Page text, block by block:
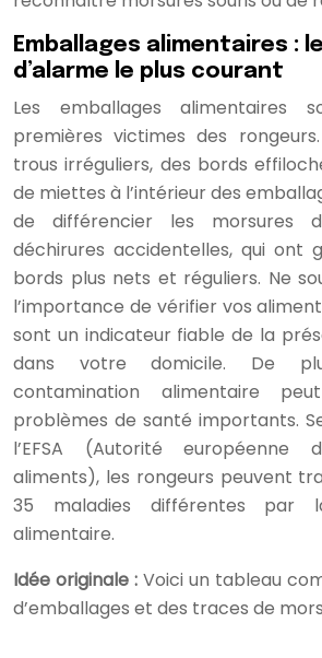
Emballages alimentaires :
d’alarme le plus courant
Les emballages alimentaires
premières victimes des
trous irréguliers, des bords
de miettes à l’intérieur des
de différencier les morsures
déchirures accidentelles, qui ont
bords plus nets et réguliers. Ne
l’importance de vérifier vos
sont un indicateur fiable de la
dans votre domicile. De
contamination alimentaire
problèmes de santé importants.
l’EFSA (Autorité européenne
aliments), les rongeurs peuvent
35 maladies différentes par
alimentaire.
Idée originale : Voici un tableau
d’emballages et des traces de